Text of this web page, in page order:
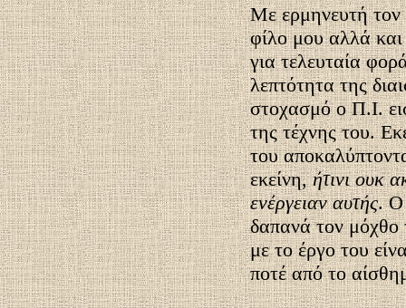
Mε ερμηνευτή
φίλο μου αλλά
για τελευταία
λεπτότητα της
στοχασμό ο Π.Ι.
της τέχνης του.
του
εκείνη,ήτινι ουκ
ενέργειαν αυτής. Ο
δαπανά τον
με το έργο του
ποτέ από το